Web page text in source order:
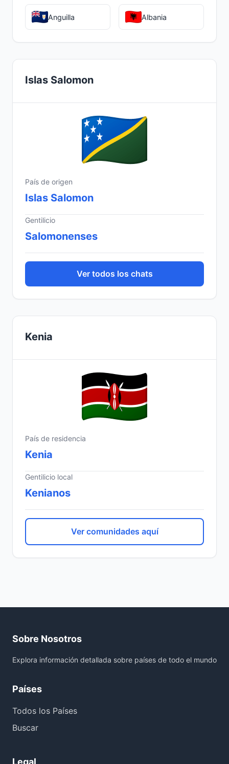
Anguilla Albania
Islas Salomon
País de origen
Islas Salomon
Gentilicio
Salomonenses
Ver todos los chats
Kenia
País de residencia
Kenia
Gentilicio local
Kenianos
Ver comunidades aquí
Sobre Nosotros
Explora información detallada sobre países de todo el mundo
Países
Todos los Países
Buscar
Legal